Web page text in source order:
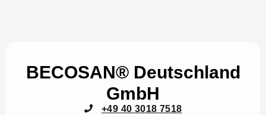
BECOSAN® Deutschland
GmbH
+49 40 3018 7518